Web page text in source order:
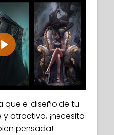
Play
que el diseño de tu
atractivo, ¡necesita
pensada!